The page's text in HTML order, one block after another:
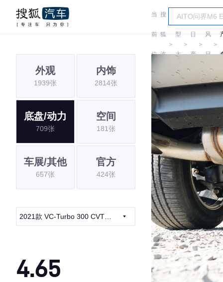
当
前
位
置:
搜
狐
汽
＞
车
型
大
全
＞
日
产
＞
东
风
日
＞
外观
1939张
内饰
2814张
底盘/动力
709张
空间
181张
车展/其他
657张
官方
424张
2021款 VC-Turbo 300 CVT
4.65